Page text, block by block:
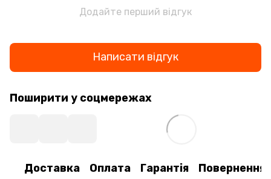
Додайте перший відгук
Написати відгук
Поширити у соцмережах
Доставка Оплата Гарантія Повернення